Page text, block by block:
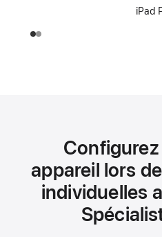
iPad
appareil lors
individuelles